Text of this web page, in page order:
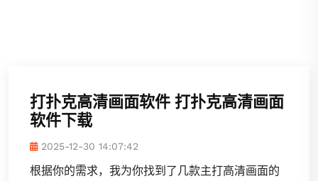
打扑克高清画面软件 打扑克高清画面
软件下载
2025-12-30 14:07:42
根据你的需求，我为你找到了几款主打高清画面的